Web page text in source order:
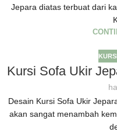
Jepara diatas terbuat dari
Kursi Sofa Ukir
Desain Kursi Sofa Ukir
akan sangat menambah